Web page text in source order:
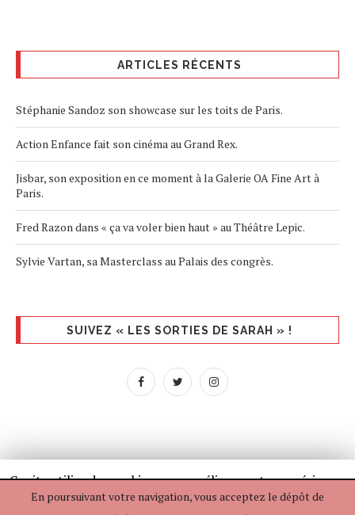
ARTICLES RÉCENTS
Stéphanie Sandoz son showcase sur les toits de Paris.
Action Enfance fait son cinéma au Grand Rex.
Jisbar, son exposition en ce moment à la Galerie OA Fine Art à
Paris.
Fred Razon dans « ça va voler bien haut » au Théâtre Lepic.
Sylvie Vartan, sa Masterclass au Palais des congrès.
SUIVEZ « LES SORTIES DE SARAH » !
En poursuivant votre navigation, vous acceptez le dépôt de
Ce site utilise des cookies pour améliorer votre expérience.
Si vous continuez à utiliser ce dernier, nous considérerons